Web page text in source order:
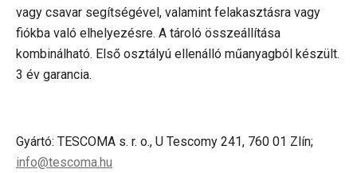
vagy csavar segítségével, valamint felakasztásra vagy
fiókba való elhelyezésre. A tároló összeállítása
kombinálható. Első osztályú ellenálló műanyagból készült.
3 év garancia.
Gyártó: TESCOMA s. r. o., U Tescomy 241, 760 01 Zlín;
info@tescoma.hu